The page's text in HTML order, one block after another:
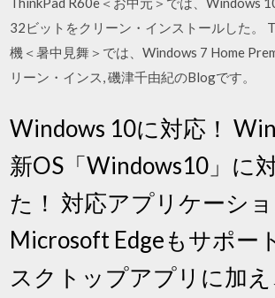
32ビットをクリーン・インストールした。
機＜暑中見舞＞では、Windows 7 Home
リーン・インス, 磯津千由紀のBlogです。
Windows 10に対応！
新OS「Windows10」に
た！ 対応アプリケーショ
Microsoft Edgeもサポー
スクトップアプリに加え